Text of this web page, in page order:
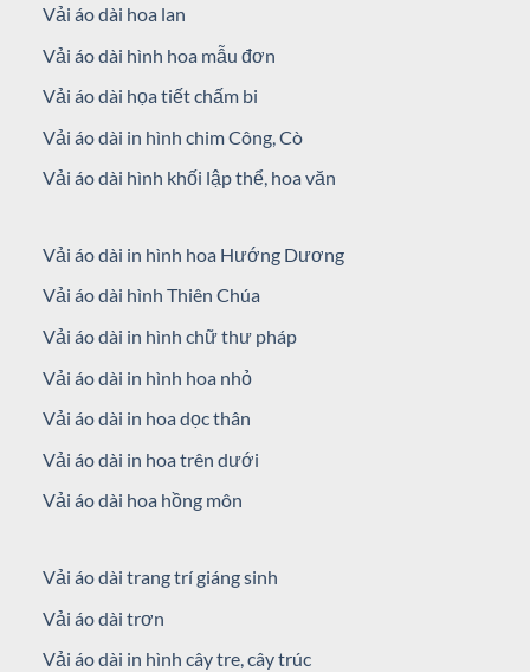
Vải áo dài hoa lan
Vải áo dài hình hoa mẫu đơn
Vải áo dài họa tiết chấm bi
Vải áo dài in hình chim Công, Cò
Vải áo dài hình khối lập thể, hoa văn
Vải áo dài in hình hoa Hướng Dương
Vải áo dài hình Thiên Chúa
Vải áo dài in hình chữ thư pháp
Vải áo dài in hình hoa nhỏ
Vải áo dài in hoa dọc thân
Vải áo dài in hoa trên dưới
Vải áo dài hoa hồng môn
Vải áo dài trang trí giáng sinh
Vải áo dài trơn
Vải áo dài in hình cây tre, cây trúc